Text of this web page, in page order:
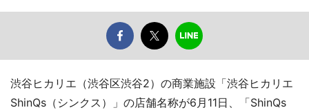
渋谷ヒカリエ（渋谷区渋谷2）の商業施設「渋谷ヒカリエ
ShinQs（シンクス）」の店舗名称が6月11日、「ShinQs